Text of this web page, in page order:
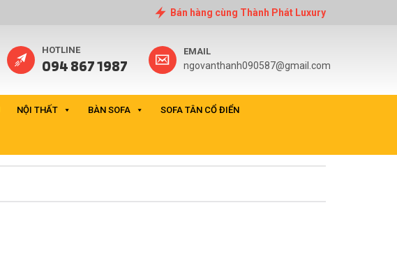
Bán hàng cùng Thành Phát Luxury
HOTLINE
094 867 1987
EMAIL
ngovanthanh090587@gmail.com
NỘI THẤT BÀN SOFA SOFA TÂN CỔ ĐIỂN